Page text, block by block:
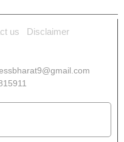
us
Disclaimer